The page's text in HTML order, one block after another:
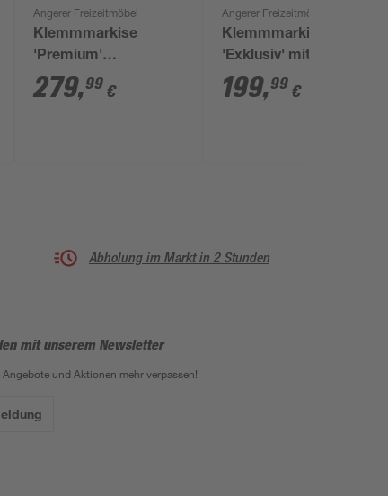
Angerer Freizeitmöbel
Klemmmarkise
'Premium'
wasserabweisend
300 x 170 cm
279,99 €
Angerer Freizeitmöbel
Klemmmarkise
'Exklusiv' mit
Volant/
300 x 150 cm
199,99 €
Abholung im Markt in 2 Stunden
mit unserem Newsletter
und Aktionen mehr verpassen!